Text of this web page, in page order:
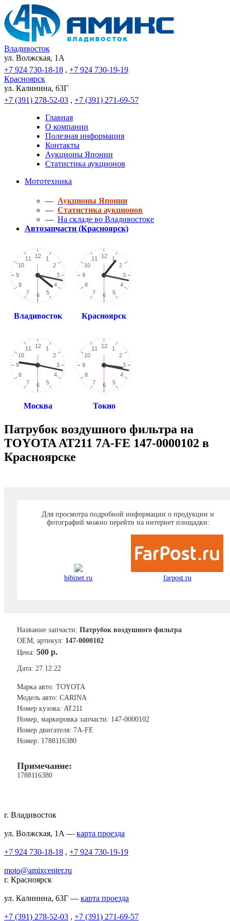
Владивосток
ул. Волжская, 1A
+7 924 730-18-18 , +7 924 730-19-19
Красноярск
ул. Калинина, 63Г
+7 (391) 278-52-03 , +7 (391) 271-69-57
Главная
О компании
Полезная информация
Контакты
Аукционы Японии
Статистика аукционов
Мототехника
— Аукционы Японии
— Статистика аукционов
— На складе во Владивостоке
Автозапчасти (Красноярск)
Владивосток Красноярск
Москва Токио
Патрубок воздушного фильтра на
TOYOTA AT211 7A-FE 147-0000102 в
Красноярске
Для просмотра подробной информации о продукции и
фотографий можно перейти на интернет площадки:
bibinet.ru farpost.ru
Название запчасти: Патрубок воздушного фильтра
ОЕМ, артикул: 147-0000102
Цена: 500 р.
Дата: 27.12.22
Марка авто: TOYOTA
Модель авто: CARINA
Номер кузова: AT211
Номер, маркировка запчасти: 147-0000102
Номер двигателя: 7A-FE
Номер: 1788116380
Примечание:
1788116380
г. Владивосток
ул. Волжская, 1A — карта проезда
+7 924 730-18-18 , +7 924 730-19-19
moto@amixcenter.ru
г. Красноярск
ул. Калинина, 63Г — карта проезда
+7 (391) 278-52-03 , +7 (391) 271-69-57